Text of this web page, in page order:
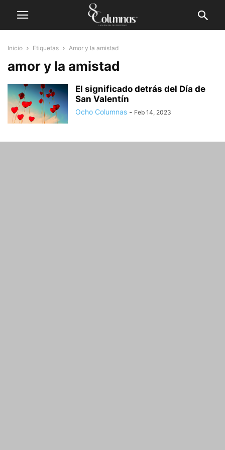
Inicio Etiquetas Amor y la amistad
amor y la amistad
El significado detrás del Día de
San Valentín
Ocho Columnas - Feb 14, 2023